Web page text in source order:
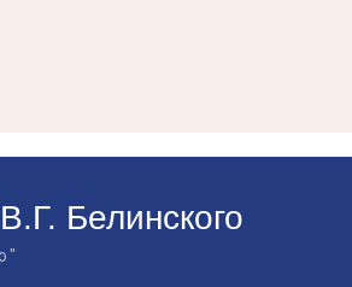
Белинского